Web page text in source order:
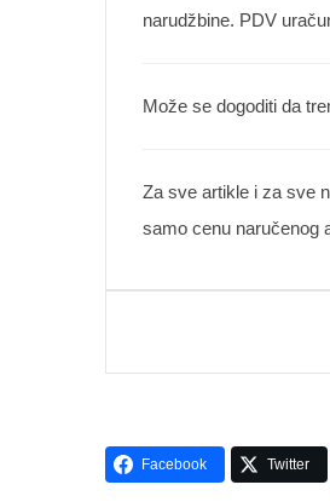
narudžbine. PDV
Može se dogoditi da
Za sve artikle i za sve
samo cenu naručenog
Facebook Twitter